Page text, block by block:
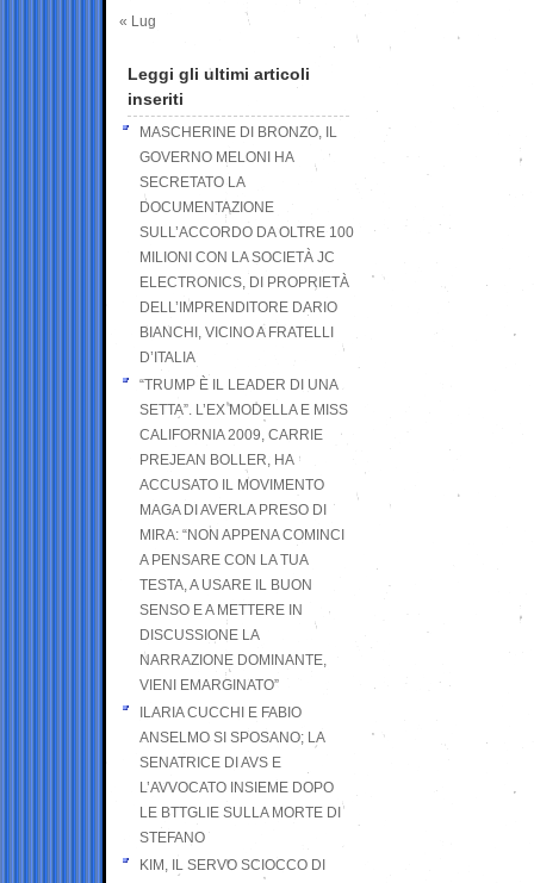
« Lug
Leggi gli ultimi articoli
inseriti
MASCHERINE DI BRONZO, IL
GOVERNO MELONI HA
SECRETATO LA
DOCUMENTAZIONE
SULL’ACCORDO DA OLTRE 100
MILIONI CON LA SOCIETÀ JC
ELECTRONICS, DI PROPRIETÀ
DELL’IMPRENDITORE DARIO
BIANCHI, VICINO A FRATELLI
D’ITALIA
“TRUMP È IL LEADER DI UNA
SETTA”. L’EX MODELLA E MISS
CALIFORNIA 2009, CARRIE
PREJEAN BOLLER, HA
ACCUSATO IL MOVIMENTO
MAGA DI AVERLA PRESO DI
MIRA: “NON APPENA COMINCI
A PENSARE CON LA TUA
TESTA, A USARE IL BUON
SENSO E A METTERE IN
DISCUSSIONE LA
NARRAZIONE DOMINANTE,
VIENI EMARGINATO”
ILARIA CUCCHI E FABIO
ANSELMO SI SPOSANO; LA
SENATRICE DI AVS E
L’AVVOCATO INSIEME DOPO
LE BTTGLIE SULLA MORTE DI
STEFANO
KIM, IL SERVO SCIOCCO DI